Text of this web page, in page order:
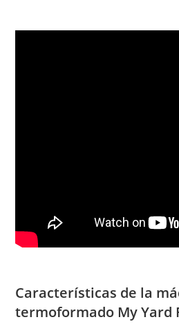
Características de la
termoformado My Yard